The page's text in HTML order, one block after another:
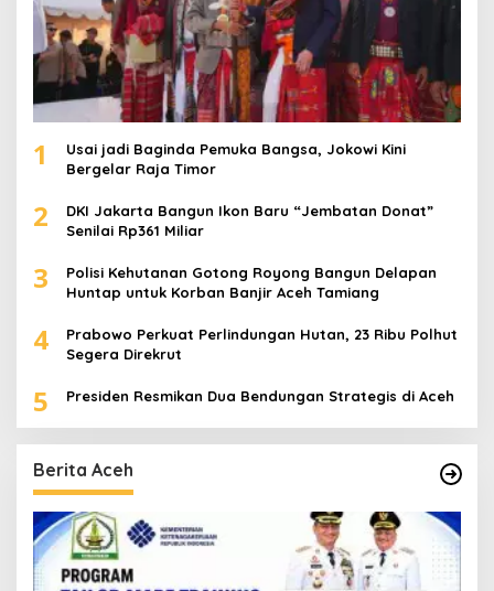
1
Usai jadi Baginda Pemuka Bangsa, Jokowi Kini
Bergelar Raja Timor
2
DKI Jakarta Bangun Ikon Baru “Jembatan Donat”
Senilai Rp361 Miliar
3
Polisi Kehutanan Gotong Royong Bangun Delapan
Huntap untuk Korban Banjir Aceh Tamiang
4
Prabowo Perkuat Perlindungan Hutan, 23 Ribu Polhut
Segera Direkrut
5 Presiden Resmikan Dua Bendungan Strategis di Aceh
Berita Aceh